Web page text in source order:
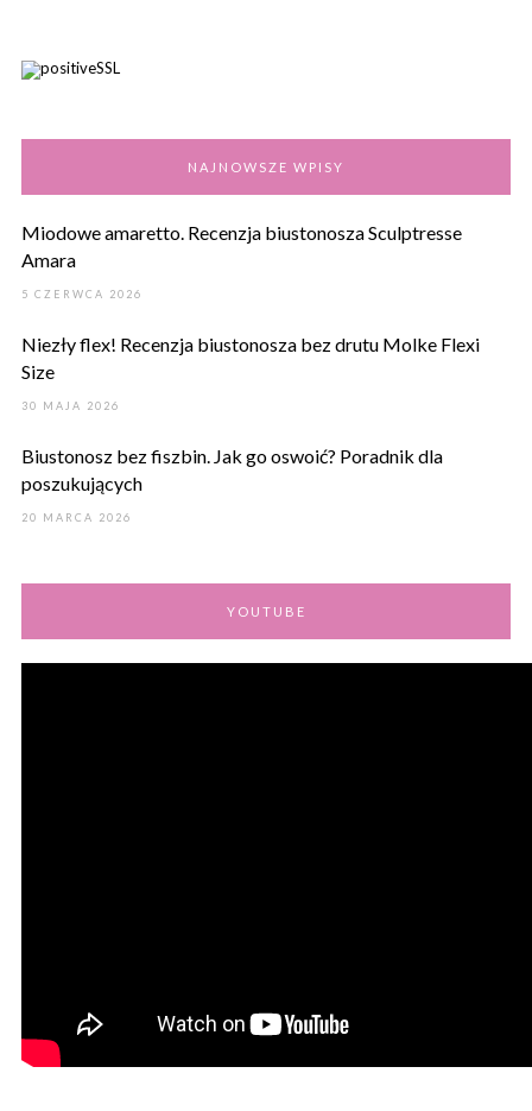
NAJNOWSZE WPISY
Miodowe amaretto. Recenzja biustonosza Sculptresse
Amara
5 CZERWCA 2026
Niezły flex! Recenzja biustonosza bez drutu Molke Flexi
Size
30 MAJA 2026
Biustonosz bez fiszbin. Jak go oswoić? Poradnik dla
poszukujących
20 MARCA 2026
YOUTUBE